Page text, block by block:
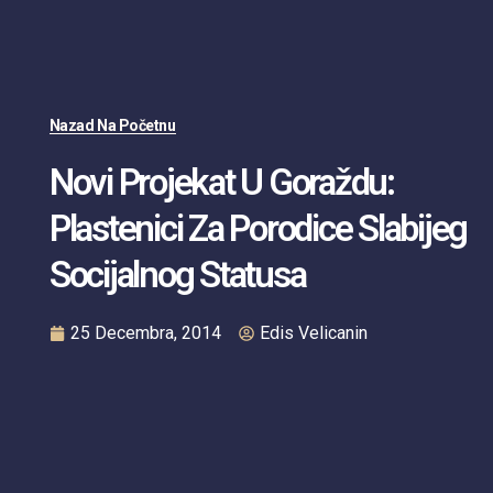
Nazad Na Početnu
Novi Projekat U Goraždu:
Plastenici Za Porodice Slabijeg
Socijalnog Statusa
25 Decembra, 2014 Edis Velicanin